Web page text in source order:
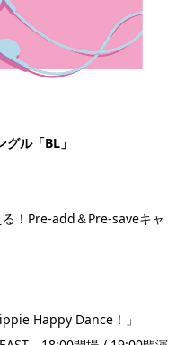
ル「BL」
！Pre-add＆Pre-saveキャ
Happy Dance！」